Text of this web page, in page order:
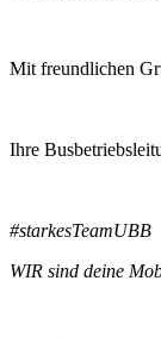
Mit freundlichen
Ihre
#starkesTeamUBB
WIR sind deine